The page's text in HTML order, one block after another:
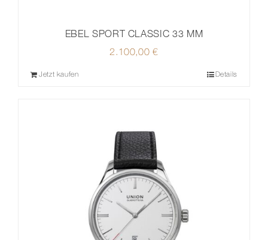
EBEL SPORT CLASSIC 33 MM
2.100,00€
Jetzt kaufen Details